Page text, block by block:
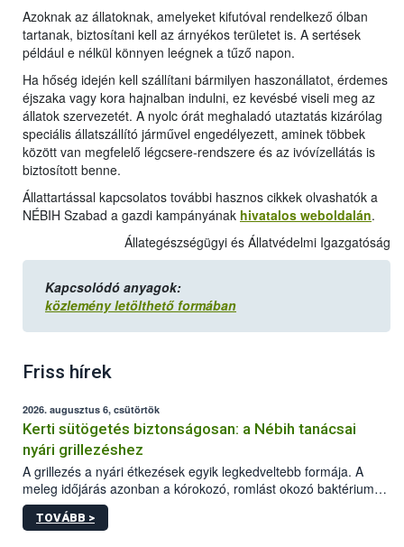
Azoknak az állatoknak, amelyeket kifutóval rendelkező ólban
tartanak, biztosítani kell az árnyékos területet is. A sertések
például e nélkül könnyen leégnek a tűző napon.
Ha hőség idején kell szállítani bármilyen haszonállatot, érdemes
éjszaka vagy kora hajnalban indulni, ez kevésbé viseli meg az
állatok szervezetét. A nyolc órát meghaladó utaztatás kizárólag
speciális állatszállító járművel engedélyezett, aminek többek
között van megfelelő légcsere-rendszere és az ivóvízellátás is
biztosított benne.
Állattartással kapcsolatos további hasznos cikkek olvashatók a
NÉBIH Szabad a gazdi kampányának hivatalos weboldalán.
Állategészségügyi és Állatvédelmi Igazgatóság
Kapcsolódó anyagok:
közlemény letölthető formában
Friss hírek
2026. augusztus 6, csütörtök
Kerti sütögetés biztonságosan: a Nébih tanácsai
nyári grillezéshez
A grillezés a nyári étkezések egyik legkedveltebb formája. A
meleg időjárás azonban a kórokozó, romlást okozó baktériumok
gyorsabb szaporodásának is kedvez. A szabadtéri sütögetés
ezért nem csupán a megfelelő sütési technikáról szól: legalább
TOVÁBB >